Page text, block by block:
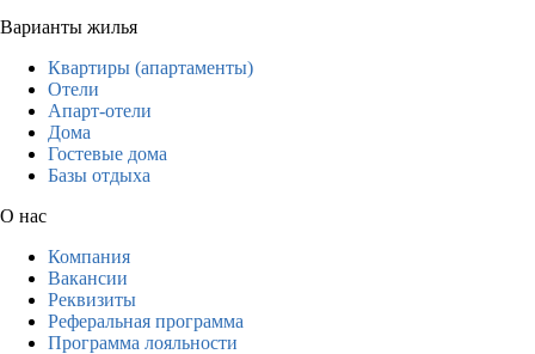
Варианты жилья
Квартиры (апартаменты)
Отели
Апарт-отели
Дома
Гостевые дома
Базы отдыха
О нас
Компания
Вакансии
Реквизиты
Реферальная программа
Программа лояльности